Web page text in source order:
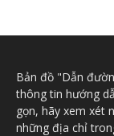
Bản đồ "Dẫn
thông tin hướng
gọn, hãy xem xét
những địa chỉ